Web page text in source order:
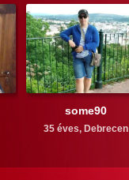
some90
35 éves, Debrecen